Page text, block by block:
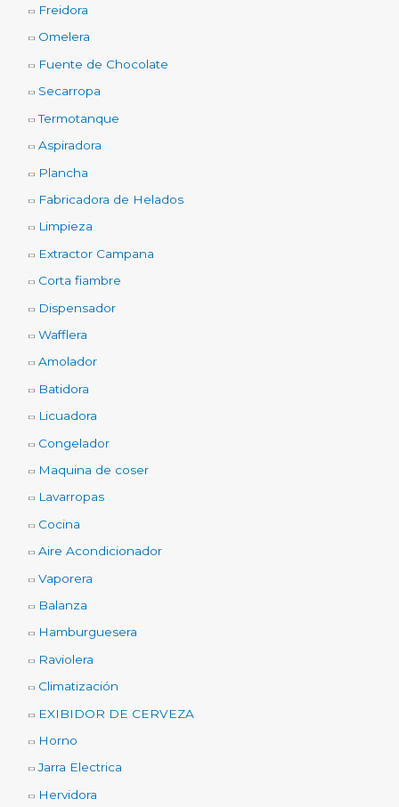
Freidora
Omelera
Fuente de Chocolate
Secarropa
Termotanque
Aspiradora
Plancha
Fabricadora de Helados
Limpieza
Extractor Campana
Corta fiambre
Dispensador
Wafflera
Amolador
Batidora
Licuadora
Congelador
Maquina de coser
Lavarropas
Cocina
Aire Acondicionador
Vaporera
Balanza
Hamburguesera
Raviolera
Climatización
EXIBIDOR DE CERVEZA
Horno
Jarra Electrica
Hervidora